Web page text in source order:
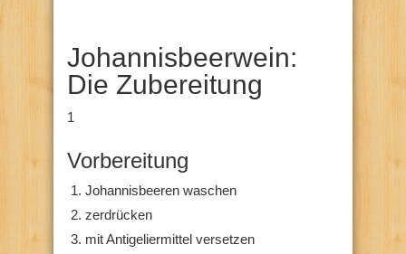
Johannisbeerwein:
Die Zubereitung
1
Vorbereitung
Johannisbeeren waschen
zerdrücken
mit Antigeliermittel versetzen